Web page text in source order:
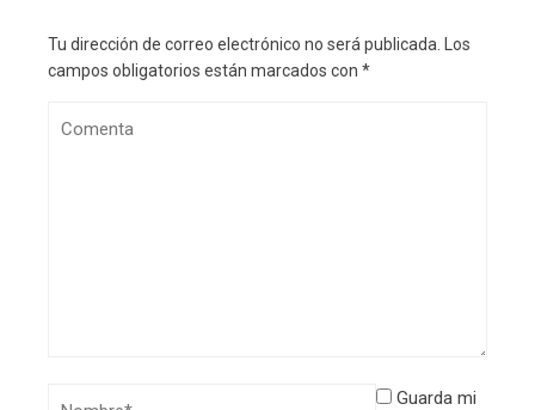
Tu dirección de correo electrónico no será publicada. Los
campos obligatorios están marcados con *
Guarda mi